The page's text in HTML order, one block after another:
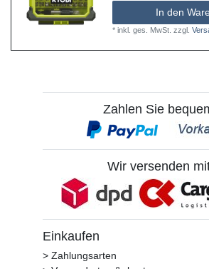
In den
*inkl. ges. MwSt. zzgl.
Zahlen Sie
Wir versenden
Einkaufen
> Zahlungsarten